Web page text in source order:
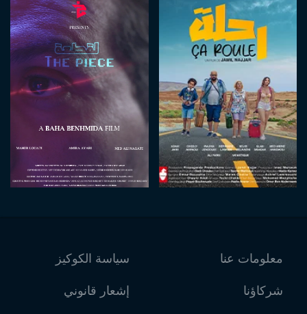
معلومات عنا
شركاؤنا
سياسة الكوكيز
إشعار قانوني